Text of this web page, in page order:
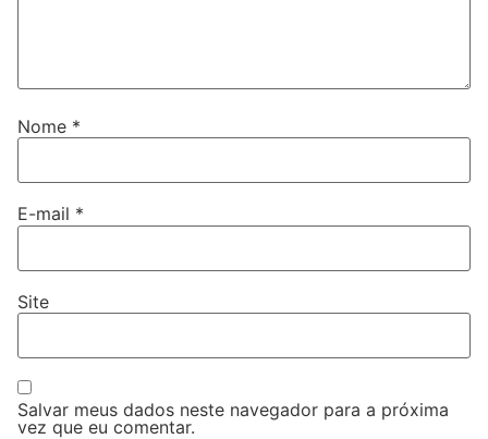
Nome *
E-mail *
Site
Salvar meus dados neste navegador para a próxima
vez que eu comentar.